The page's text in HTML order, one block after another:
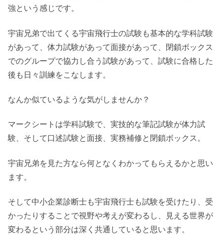
強という感じです。
宇宙兄弟で出てくる宇宙飛行士の試験も基本的な学科試験
があって、体力試験があって面接があって、閉鎖ボックス
でのグループで協力し合う試験があって、試験に合格した
後も日々訓練をこなします。
なんか似ているような気がしませんか？
マークシートは学科試験で、実技的な筆記試験が体力試
験、そして口述試験と面接、実務補修と閉鎖ボックス。
宇宙兄弟を見た方なら何となくわかってもらえるかと思い
ます。
そして中小企業診断士も宇宙飛行士も試験を受けたり、受
かったりすることで視野や考えが変わるし、見える世界が
変わるという部分は深く共通していると思います。